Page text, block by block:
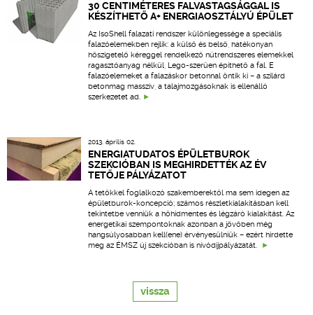
30 CENTIMÉTERES FALVASTAGSÁGGAL IS
KÉSZÍTHETŐ A+ ENERGIAOSZTÁLYÚ ÉPÜLET
Az IsoShell falazati rendszer különlegessége a speciális
falazóelemekben rejlik: a külső és belső, hatékonyan
hőszigetelő kéreggel rendelkező nútrendszeres elemekkel
ragasztóanyag nélkül, Lego-szerűen építhető a fal. E
falazóelemeket a falazáskor betonnal öntik ki – a szilárd
betonmag masszív, a talajmozgásoknak is ellenálló
szerkezetet ad.
2013. április 02.
ENERGIATUDATOS ÉPÜLETBUROK
SZEKCIÓBAN IS MEGHIRDETTÉK AZ ÉV
TETŐJE PÁLYÁZATOT
A tetőkkel foglalkozó szakemberektől ma sem idegen az
épületburok-koncepció; számos részletkialakításban kell
tekintetbe venniük a hőhídmentes és légzáró kialakítást. Az
energetikai szempontoknak azonban a jövőben még
hangsúlyosabban kell(ene) érvényesülniük – ezért hirdette
meg az ÉMSZ új szekcióban is nívódíjpályázatát.
vissza